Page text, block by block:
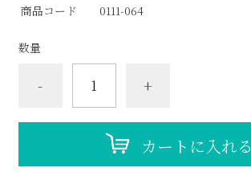
商品コード
0111-064
数量
- +
カートに入れる